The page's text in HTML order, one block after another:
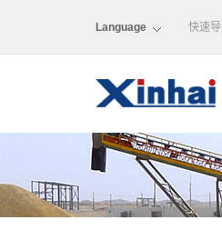
Language 快速